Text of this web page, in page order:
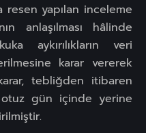
resen yapılan inceleme
anlaşılması hâlinde
aykırılıkların veri
karar vererek
tebliğden itibaren
gün içinde yerine